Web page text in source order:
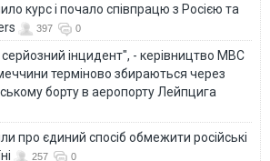
курс і почало співпрацю з Росією та
397 0
інцидент", - керівництво МВС
терміново збираються через
борту в аеропорту Лейпцига
про єдиний спосіб обмежити російські
257 0